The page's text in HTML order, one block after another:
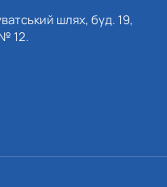
шлях, буд. 19,
12.